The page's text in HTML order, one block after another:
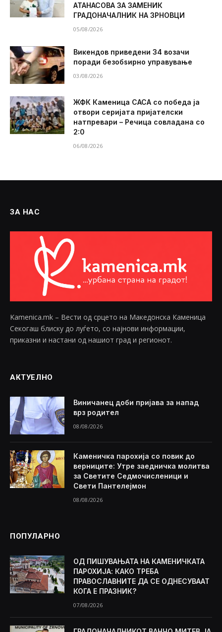
АТАНАСОВА ЗА ЗАМЕНИК
ГРАДОНАЧАЛНИК НА ЗРНОВЦИ
05/08/2026
Викендов приведени 34 возачи
поради безобѕирно управување
03/08/2026
ЖФК Каменица САСА со победа ја
отвори серијата пријателски
натпревари – Речица совладана со
2:0
06/08/2026
ЗА НАС
Kamenica.mk – Вести од срцето на Македонска Каменица
Секогаш блиску до луѓето, со најнови информации,
приказни и настани од нашиот град и регионот.
АКТУЕЛНО
Виничанец доби пријава за напад
врз родител
08/08/2026
Каменичка парохија со повик до
верниците: Утре заедничка молитва
за Светите Седмочисленици и
Свети Пантелејмон
08/08/2026
ПОПУЛАРНО
ОД ПИШУВАЊАТА НА КАМЕНИЧКАТА
ПАРОХИЈА: КАКО ТРЕБА
ПРАВОСЛАВНИТЕ ДА СЕ ОДНЕСУВААТ
КОГА Е ПРАЗНИК?
07/08/2026